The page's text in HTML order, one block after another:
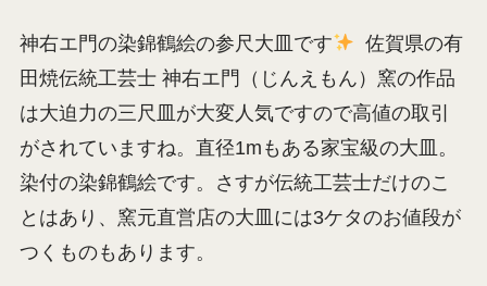
神右エ門の染錦鶴絵の参尺大皿です
佐賀県の有
田焼伝統工芸士 神右エ門（じんえもん）窯の作品
は大迫力の三尺皿が大変人気ですので高値の取引
がされていますね。直径1mもある家宝級の大皿。
染付の染錦鶴絵です。さすが伝統工芸士だけのこ
とはあり、窯元直営店の大皿には3ケタのお値段が
つくものもあります。